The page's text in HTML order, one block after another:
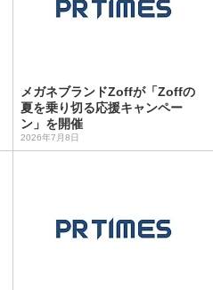
メガネブランドZoffが「Zoffの
夏を乗り切る応援キャンペー
ン」を開催
2026年7月8日